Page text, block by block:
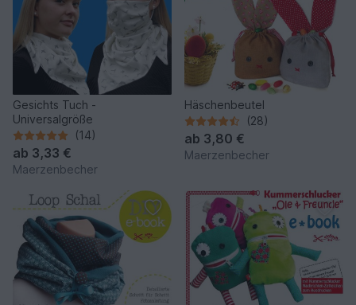
Gesichts Tuch -
Universalgröße
(14)
ab 3,33 €
Maerzenbecher
Häschenbeutel
(28)
ab 3,80 €
Maerzenbecher